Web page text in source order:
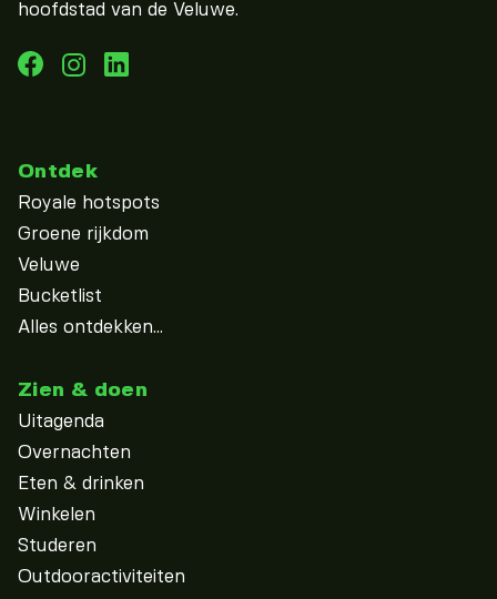
hoofdstad van de Veluwe.
Ontdek
Royale hotspots
Groene rijkdom
Veluwe
Bucketlist
Alles ontdekken...
Zien & doen
Uitagenda
Overnachten
Eten & drinken
Winkelen
Studeren
Outdooractiviteiten